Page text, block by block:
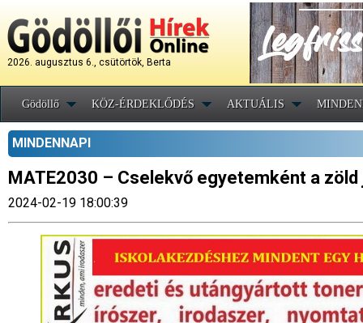
2026. augusztus 6., csütörtök, Berta
Gödöllő KÖZ-ÉRDEKLŐDÉS AKTUÁLIS
MINDENNAPI
MATE2030 – Cselekvő egyetemként a
2024-02-19 18:00:39